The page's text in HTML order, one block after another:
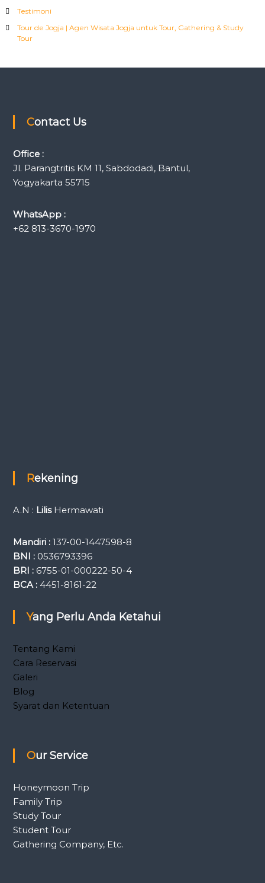
Testimoni
Tour de Jogja | Agen Wisata Jogja untuk Tour, Gathering & Study
Tour
Contact Us
Office :
Jl. Parangtritis KM 11, Sabdodadi, Bantul,
Yogyakarta 55715
WhatsApp :
+62 813-3670-1970
Rekening
A.N : Lilis Hermawati
Mandiri :137-00-1447598-8
BNI :0536793396
BRI :6755-01-000222-50-4
BCA :4451-8161-22
Yang Perlu Anda Ketahui
Tentang Kami
Cara Reservasi
Galeri
Blog
Syarat dan Ketentuan
Our Service
Honeymoon Trip
Family Trip
Study Tour
Student Tour
Gathering Company, Etc.